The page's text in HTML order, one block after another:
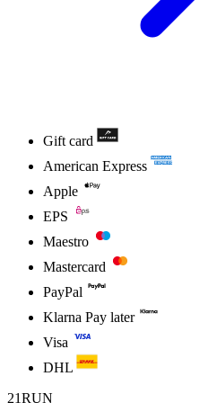
Gift card
American Express
Apple
EPS
Maestro
Mastercard
PayPal
Klarna Pay later
Visa
DHL
21RUN